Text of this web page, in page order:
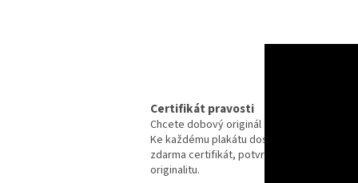
Certifikát pravosti
Chcete dobový originál z kina?
Ke každému plakátu dostanete
zdarma certifikát, potvrzující
originalitu.